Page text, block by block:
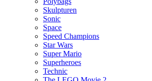
Skulpturen
Sonic
Space
Speed Champions
Star Wars
Super Mario
Superheroes
Technic